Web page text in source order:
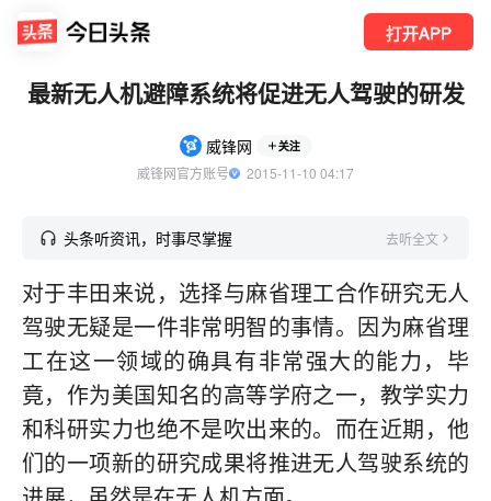
打开APP
最新无人机避障系统将促进无人驾驶的研发
威锋网 关注
威锋网官方账号
  2015-11-10 04:17
头条听资讯，时事尽掌握 去听全文
对于丰田来说，选择与麻省理工合作研究无人
驾驶无疑是一件非常明智的事情。因为麻省理
工在这一领域的确具有非常强大的能力，毕
竟，作为美国知名的高等学府之一，教学实力
和科研实力也绝不是吹出来的。而在近期，他
们的一项新的研究成果将推进无人驾驶系统的